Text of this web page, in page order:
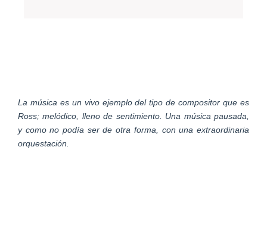
La música es un vivo ejemplo del tipo de compositor que es
Ross; melódico, lleno de sentimiento. Una música pausada,
y como no podía ser de otra forma, con una extraordinaria
orquestación.